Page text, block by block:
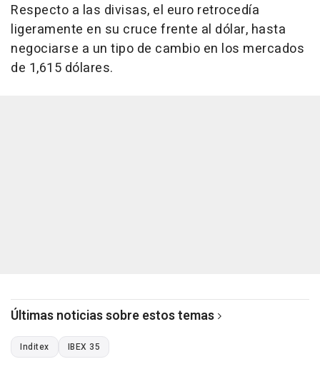
Respecto a las divisas, el euro retrocedía
ligeramente en su cruce frente al dólar, hasta
negociarse a un tipo de cambio en los mercados
de 1,615 dólares.
Últimas noticias sobre estos temas
Inditex IBEX 35